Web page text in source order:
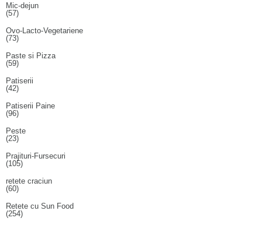
Mic-dejun
(57)
Ovo-Lacto-Vegetariene
(73)
Paste si Pizza
(59)
Patiserii
(42)
Patiserii Paine
(96)
Peste
(23)
Prajituri-Fursecuri
(105)
retete craciun
(60)
Retete cu Sun Food
(254)